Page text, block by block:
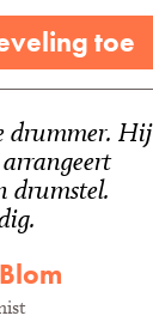
toe
drummer. Hij
drumstel.